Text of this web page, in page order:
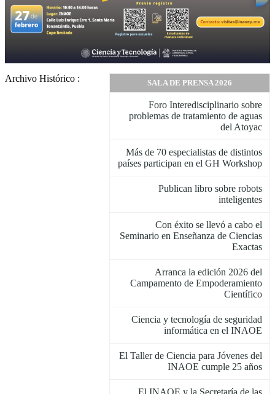
SALA DE PRENSA 2026
Foro Interedisciplinario sobre
problemas de tratamiento de aguas
del Atoyac
Más de 70 especialistas de distintos
países participan en el GH Workshop
Publican libro sobre robots
inteligentes
Con éxito se llevó a cabo el
Seminario en Enseñanza de Ciencias
Exactas
Arranca la edición 2026 del
Campamento de Empoderamiento
Científico
Ciencia y tecnología de seguridad
informática en el INAOE
El Taller de Ciencia para Jóvenes del
INAOE cumple 25 años
El INAOE y la Secretaría de las
Archivo Histórico :